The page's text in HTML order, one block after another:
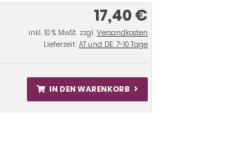
17,40 €
inkl. 10 % MwSt. zzgl. Versandkosten
Lieferzeit: AT und DE: 7-10 Tage
IN DEN WARENKORB